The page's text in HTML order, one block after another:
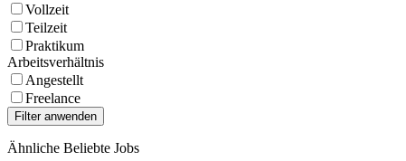
Vollzeit
Teilzeit
Praktikum
Arbeitsverhältnis
Angestellt
Freelance
Ähnliche Beliebte Jobs